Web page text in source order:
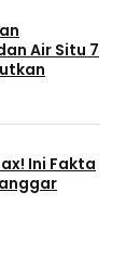
Air Situ 7
Ini Fakta